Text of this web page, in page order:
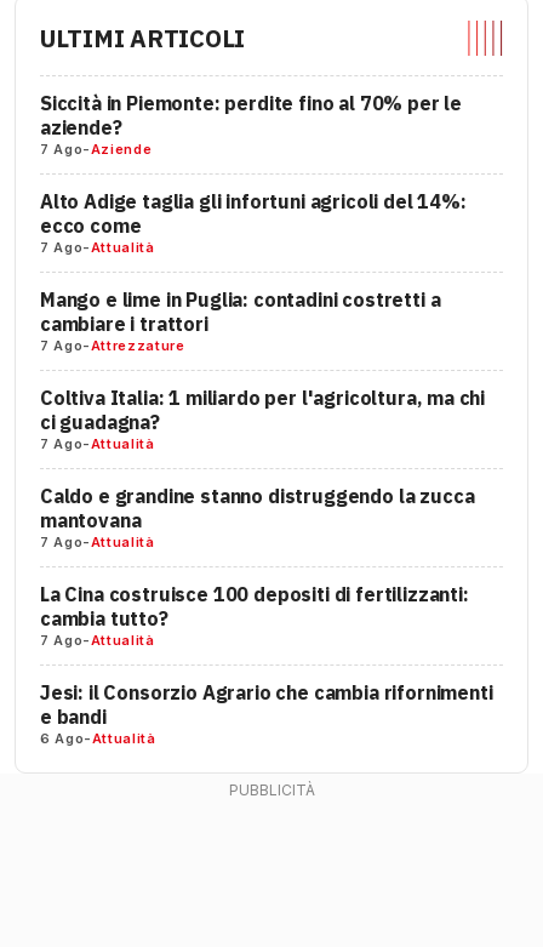
ULTIMI ARTICOLI
Siccità in Piemonte: perdite fino al 70% per le
aziende?
7 Ago-Aziende
Alto Adige taglia gli infortuni agricoli del 14%:
ecco come
7 Ago-Attualità
Mango e lime in Puglia: contadini costretti a
cambiare i trattori
7 Ago-Attrezzature
Coltiva Italia: 1 miliardo per l'agricoltura, ma chi
ci guadagna?
7 Ago-Attualità
Caldo e grandine stanno distruggendo la zucca
mantovana
7 Ago-Attualità
La Cina costruisce 100 depositi di fertilizzanti:
cambia tutto?
7 Ago-Attualità
Jesi: il Consorzio Agrario che cambia rifornimenti
e bandi
6 Ago-Attualità